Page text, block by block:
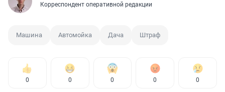
Корреспондент оперативной редакции
Машина Автомойка Дача Штраф
0 0 0 0 0